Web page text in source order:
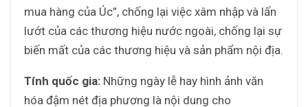
mua hàng của Úc”, chống lại việc xâm nhập và lấn
lướt của các thương hiệu nước ngoài, chống lại sự
biến mất của các thương hiệu và sản phẩm nội địa.
Tính quốc gia: Những ngày lễ hay hình ảnh văn
hóa đậm nét địa phương là nội dung cho